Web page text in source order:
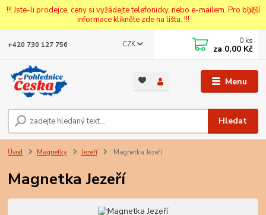
!!! Jste-li prodejce, ceny si vyžádejte telefonicky, nebo e-mailem. Pro bližší
informace klikněte zde na lištu. !!!
Menu
CZK
Hledat
+420 730 127 756 0 ks
za 0,00 Kč
Úvod Magnetky Jezeří Magnetka Jezeří
Magnetka Jezeří